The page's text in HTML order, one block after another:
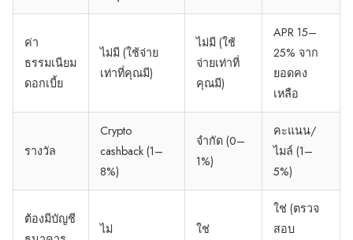
ค่า
ธรรมเนียม
ดอกเบี้ย
ไม่มี (ใช้จ่าย
เท่าที่คุณมี)
ไม่มี (ใช้
จ่ายเท่าที่
คุณมี)
APR 15–
25% จาก
ยอดคง
เหลือ
รางวัล
Crypto
cashback (1–
8%)
จำกัด (0–
1%)
คะแนน/
ไมล์ (1–
5%)
ต้องมีบัญชี
ไม่ ใช่
ใช่ (ตรวจ
สอบ